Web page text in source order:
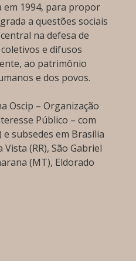
em 1994, para propor
a questões sociais
na defesa de
e difusos
ao patrimônio
e dos povos.
Oscip – Organização
Público – com
e subsedes em Brasília
(RR), São Gabriel
(MT), Eldorado